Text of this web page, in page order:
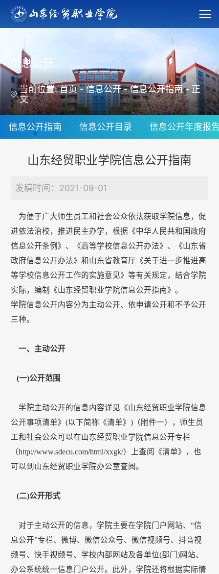
信息公开
当前位置:首页 -信息公开-信息公开指南-正
文
信息公开指南 信息公开目录 信息公开年度报
山东经贸职业学院信息公开指南
发稿时间：2021-09-01
为便于广大师生员工和社会公众依法获取学院信息，促
进依法治校，推进民主办学，根据《中华人民共和国政府
信息公开条例》、《高等学校信息公开办法》、《山东省
政府信息公开办法》和山东省教育厅《关于进一步推进高
等学校信息公开工作的实施意见》等有关规定，结合学院
实际，编制《山东经贸职业学院信息公开指南》。
学院信息公开内容分为主动公开、依申请公开和不予公开
三种。
一、主动公开
(一)公开范围
学院主动公开的信息内容详见《山东经贸职业学院信息
公开事项清单》(以下简称《清单》)（附件一），师生员
工和社会公众可以在山东经贸职业学院信息公开专栏
（http://www.sdecu.com/html/xxgk/）上查阅《清单》，也
可以到山东经贸职业学院办公室查阅。
(二)公开形式
对于主动公开的信息，学院主要在学院门户网站、“信
息公开”专栏、微博、微信公众号、微信视频号、抖音视
频号、快手视频号、学校内部网站及各单位(部门)网站、
办公系统统一信息门户公开。此外，学院还将根据实际情